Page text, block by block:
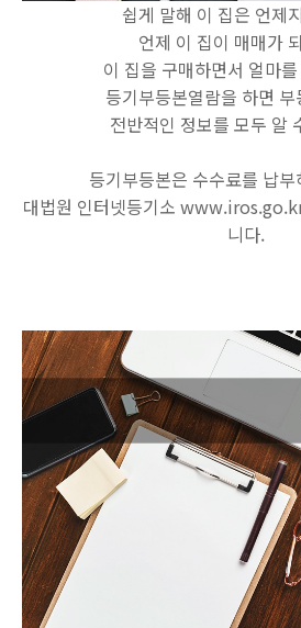
쉽게 말해 이 집은 언제
언제 이 집이 매매가
이 집을 구매하면서 얼마
등기부등본열람을 하면
전반적인 정보를 모두 알
등기부등본은 수수료를 납
대법원 인터넷등기소
니다.